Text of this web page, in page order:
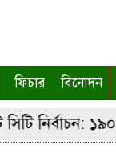
ফিচার বিনোদন
নির্বাচন: ১৯০